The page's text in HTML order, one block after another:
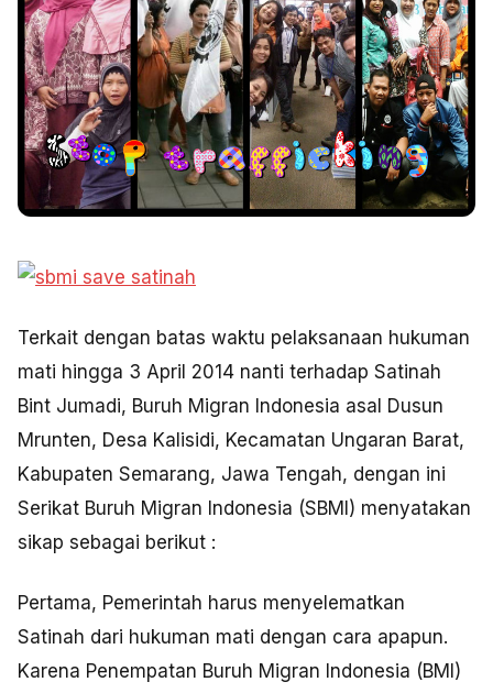
Terkait dengan batas waktu pelaksanaan hukuman
mati hingga 3 April 2014 nanti terhadap Satinah
Bint Jumadi, Buruh Migran Indonesia asal Dusun
Mrunten, Desa Kalisidi, Kecamatan Ungaran Barat,
Kabupaten Semarang, Jawa Tengah, dengan ini
Serikat Buruh Migran Indonesia (SBMI) menyatakan
sikap sebagai berikut :
Pertama, Pemerintah harus menyelematkan
Satinah dari hukuman mati dengan cara apapun.
Karena Penempatan Buruh Migran Indonesia (BMI)